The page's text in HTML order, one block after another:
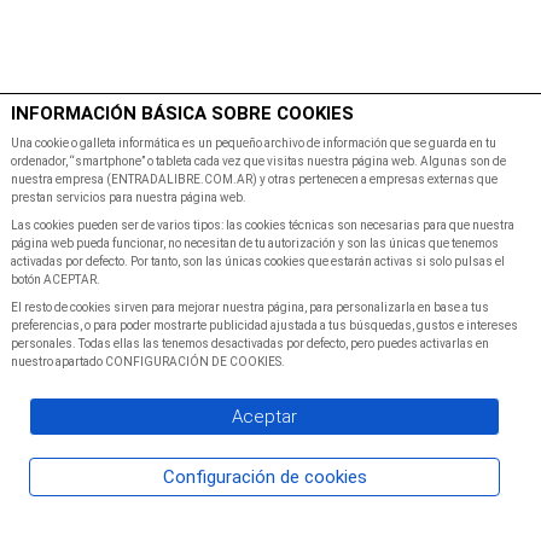
Inicio Programacion
INFORMACIÓN BÁSICA SOBRE COOKIES
Una cookie o galleta informática es un pequeño archivo de información que se guarda en tu
ordenador, “smartphone” o tableta cada vez que visitas nuestra página web. Algunas son de
nuestra empresa (ENTRADALIBRE.COM.AR) y otras pertenecen a empresas externas que
prestan servicios para nuestra página web.
Las cookies pueden ser de varios tipos: las cookies técnicas son necesarias para que nuestra
página web pueda funcionar, no necesitan de tu autorización y son las únicas que tenemos
activadas por defecto. Por tanto, son las únicas cookies que estarán activas si solo pulsas el
botón ACEPTAR.
El resto de cookies sirven para mejorar nuestra página, para personalizarla en base a tus
preferencias, o para poder mostrarte publicidad ajustada a tus búsquedas, gustos e intereses
personales. Todas ellas las tenemos desactivadas por defecto, pero puedes activarlas en
nuestro apartado CONFIGURACIÓN DE COOKIES.
Aceptar
Configuración de cookies